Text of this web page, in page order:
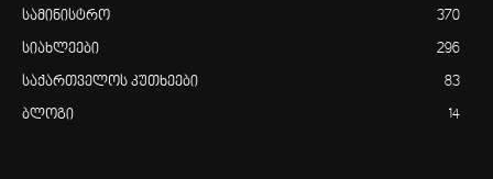
სამინისტრო 370
სიახლეები 296
საქართველოს კუთხეები 83
ბლოგი 14